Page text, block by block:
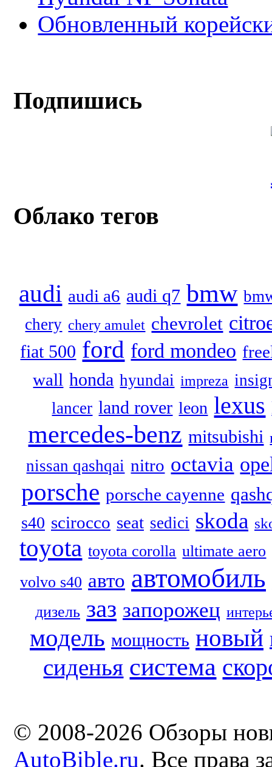
Обновленный
Подпишись
Облако тегов
audi audi a6 audi q7 bmw
chery chery amulet chevrolet
fiat 500 ford ford mondeo
wall honda hyundai impreza
lancer land rover leon lexus
mercedes-benz mitsubishi
nissan qashqai nitro octavia
porsche porsche cayenne
s40 scirocco seat sedici skoda
toyota toyota corolla ultimate aero
volvo s40 авто автомобиль
дизель заз запорожец
модель мощность новый
сиденья система
© 2008-2026 Обзоры
AutoBible.ru. Все права